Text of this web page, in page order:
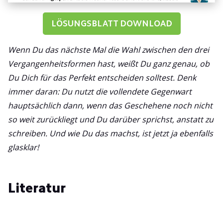
LÖSUNGSBLATT DOWNLOAD
Wenn Du das nächste Mal die Wahl zwischen den drei
Vergangenheitsformen hast, weißt Du ganz genau, ob
Du Dich für das Perfekt entscheiden solltest. Denk
immer daran: Du nutzt die vollendete Gegenwart
hauptsächlich dann, wenn das Geschehene noch nicht
so weit zurückliegt und Du darüber sprichst, anstatt zu
schreiben. Und wie Du das machst, ist jetzt ja ebenfalls
glasklar!
Literatur